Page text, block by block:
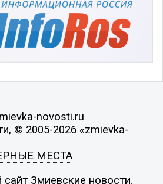
novosti.ru
© 2005-2026 «zmievka-
МЕСТА
Змиевские новости.